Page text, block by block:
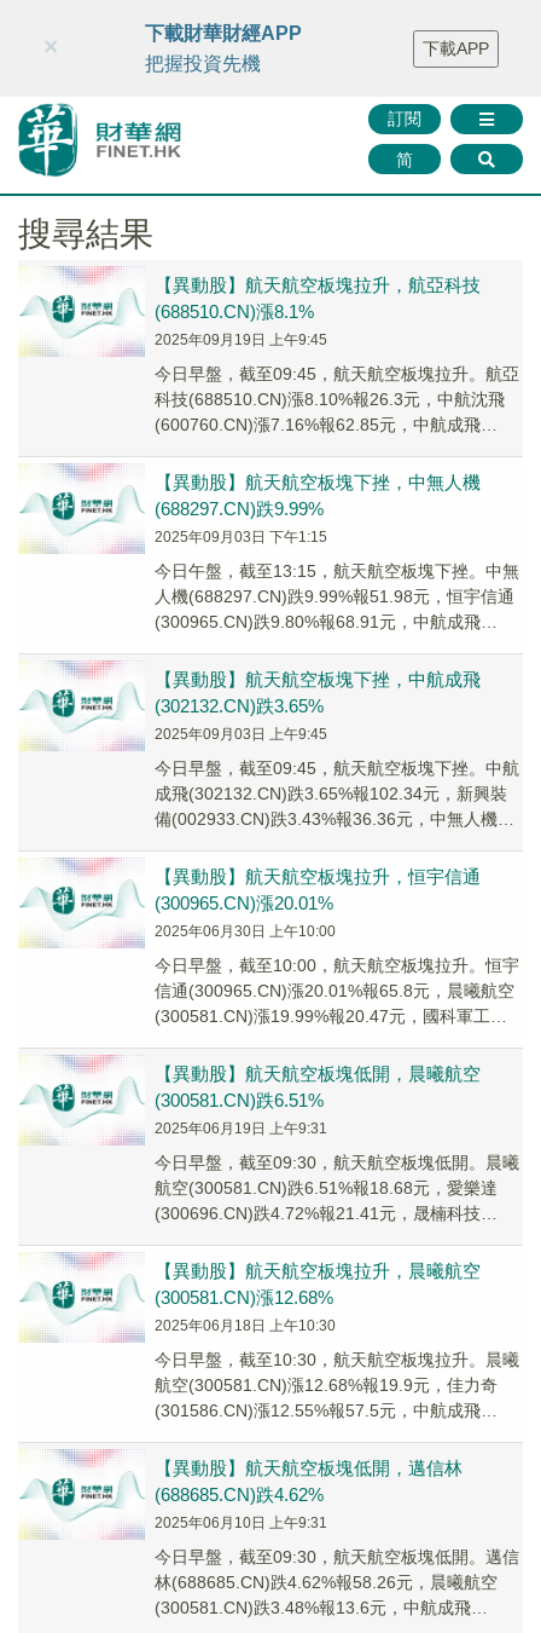
財華智庫網 FINTV FINMETA 財華證券 媒體矩陣
智庫沙龍
聯絡我們
訂閱
简
×
下載財華財經APP
把握投資先機
下載APP
搜尋結果
【異動股】航天航空板塊拉升，航亞科技
(688510.CN)漲8.1%
2025年09月19日 上午9:45
今日早盤，截至09:45，航天航空板塊拉升。航亞
科技(688510.CN)漲8.10%報26.3元，中航沈飛
(600760.CN)漲7.16%報62.85元，中航成飛
【異動股】航天航空板塊下挫，中無人機
(688297.CN)跌9.99%
2025年09月03日 下午1:15
今日午盤，截至13:15，航天航空板塊下挫。中無
人機(688297.CN)跌9.99%報51.98元，恒宇信通
(300965.CN)跌9.80%報68.91元，中航成飛
【異動股】航天航空板塊下挫，中航成飛
(302132.CN)跌3.65%
2025年09月03日 上午9:45
今日早盤，截至09:45，航天航空板塊下挫。中航
成飛(302132.CN)跌3.65%報102.34元，新興裝
備(002933.CN)跌3.43%報36.36元，中無人機
【異動股】航天航空板塊拉升，恒宇信通
(300965.CN)漲20.01%
2025年06月30日 上午10:00
今日早盤，截至10:00，航天航空板塊拉升。恒宇
信通(300965.CN)漲20.01%報65.8元，晨曦航空
(300581.CN)漲19.99%報20.47元，國科軍工
【異動股】航天航空板塊低開，晨曦航空
(300581.CN)跌6.51%
2025年06月19日 上午9:31
今日早盤，截至09:30，航天航空板塊低開。晨曦
航空(300581.CN)跌6.51%報18.68元，愛樂達
(300696.CN)跌4.72%報21.41元，晟楠科技
【異動股】航天航空板塊拉升，晨曦航空
(300581.CN)漲12.68%
2025年06月18日 上午10:30
今日早盤，截至10:30，航天航空板塊拉升。晨曦
航空(300581.CN)漲12.68%報19.9元，佳力奇
(301586.CN)漲12.55%報57.5元，中航成飛
【異動股】航天航空板塊低開，邁信林
(688685.CN)跌4.62%
2025年06月10日 上午9:31
今日早盤，截至09:30，航天航空板塊低開。邁信
林(688685.CN)跌4.62%報58.26元，晨曦航空
(300581.CN)跌3.48%報13.6元，中航成飛